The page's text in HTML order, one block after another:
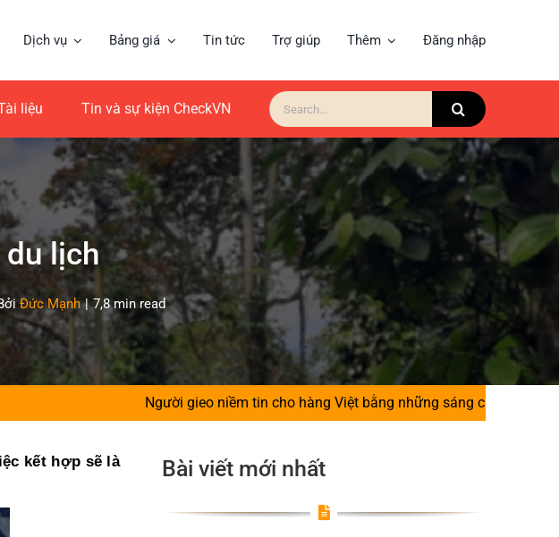
Dịch vụ Bảng giá Tin tức Trợ giúp Thêm Đăng nhập
liệu Tin và sự kiện CheckVN
Search
for:
du lịch
Đức Mạnh | 7,8 min read
Người gieo niềm tin cho hàng Việt bằng những sáng chế độc quyền |
kết hợp sẽ là
Bài viết mới nhất